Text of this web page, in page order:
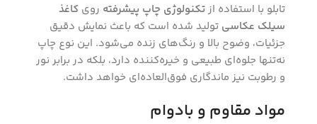
تابلو با استفاده ازتکنولوژی چاپ پیشرفته روی کاغذ
سیلک عکاسی تولید شده است که باعث نمایش دقیق
جزئیات، وضوح بالا و رنگ‌های زنده می‌شود. این نوع چاپ
نه‌تنها جلوه‌ای طبیعی و خیره‌کننده دارد، بلکه در برابر نور
و رطوبت نیز ماندگاری فوق‌العاده‌ای خواهد داشت.
مواد مقاوم و بادوام